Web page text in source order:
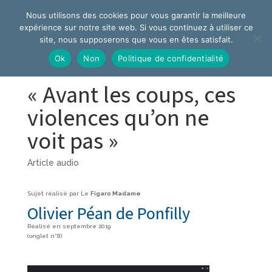
« Avant les coups, ces
violences qu’on ne
voit pas »
Article audio
Sujet réalisé par Le Figaro Madame
Olivier Péan de Ponfilly
Réalisé en septembre 2019
(onglet n°8)
Nous utilisons des cookies pour vous garantir la meilleure
expérience sur notre site web. Si vous continuez à utiliser ce
site, nous supposerons que vous en êtes satisfait.
Ok
Non Politique de confidentialité